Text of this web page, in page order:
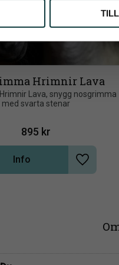
Hrimnir Lava
Lava, snygg nosgrimma
med svarta stenar
895 kr
Lägg till
Info